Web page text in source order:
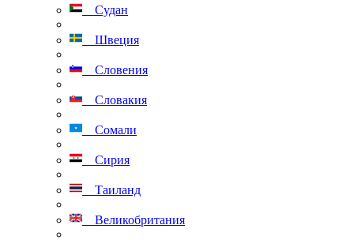
Судан
Швеция
Словения
Словакия
Сомали
Сирия
Таиланд
Великобритания